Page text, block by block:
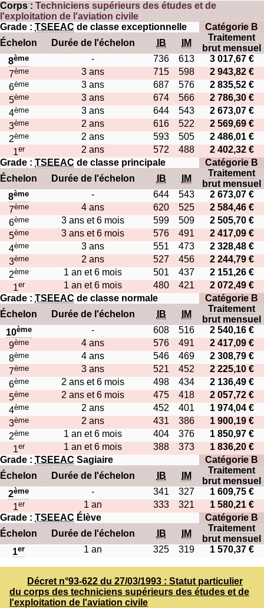
Corps : Techniciens supérieurs des études et de
l'exploitation de l'aviation civile
Grade : TSEEAC de classe exceptionnelle
Catégorie B
Échelon
Durée de l'échelon IB IM
Traitement
brut mensuel
8ème - 736 613
3 017,67 €
7ème 3 ans 715 598
2 943,82 €
6ème 3 ans 687 576
2 835,52 €
5ème 3 ans 674 566
2 786,30 €
4ème 3 ans 644 543
2 673,07 €
3ème 2 ans 616 522
2 569,69 €
2ème 2 ans 593 505
2 486,01 €
1er 2 ans 572 488
2 402,32 €
Grade : TSEEAC de classe principale
Catégorie B
Échelon
Durée de l'échelon IB IM
Traitement
brut mensuel
8ème - 644 543
2 673,07 €
7ème 4 ans 620 525
2 584,46 €
6ème 3 ans et 6 mois 599 509
2 505,70 €
5ème 3 ans et 6 mois 576 491
2 417,09 €
4ème 3 ans 551 473
2 328,48 €
3ème 2 ans 527 456
2 244,79 €
2ème 1 an et 6 mois 501 437
2 151,26 €
1er 1 an et 6 mois 480 421
2 072,49 €
Grade : TSEEAC de classe normale
Catégorie B
Échelon
Durée de l'échelon IB IM
Traitement
brut mensuel
10ème - 608 516
2 540,16 €
9ème 4 ans 576 491
2 417,09 €
8ème 4 ans 546 469
2 308,79 €
7ème 3 ans 521 452
2 225,10 €
6ème 2 ans et 6 mois 498 434
2 136,49 €
5ème 2 ans et 6 mois 475 418
2 057,72 €
4ème 2 ans 452 401
1 974,04 €
3ème 2 ans 431 386
1 900,19 €
2ème 1 an et 6 mois 404 376
1 850,97 €
1er 1 an et 6 mois 388 373
1 836,20 €
Grade : TSEEAC Sagiaire
Catégorie B
Échelon
Durée de l'échelon IB IM
Traitement
brut mensuel
2ème - 341 327
1 609,75 €
1er 1 an 333 321
1 580,21 €
Grade : TSEEAC Élève
Catégorie B
Échelon
Durée de l'échelon IB IM
Traitement
brut mensuel
1er 1 an 325 319 1 570,37 €
Décret n°93-622 du 27/03/1993 : Statut particulier
du corps des techniciens supérieurs des études et de
l'exploitation de l'aviation civile